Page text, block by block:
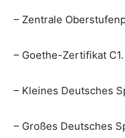
– Zentrale
– Goethe-Zertifikat C1.
– Kleines Deutsches
– Großes Deutsches